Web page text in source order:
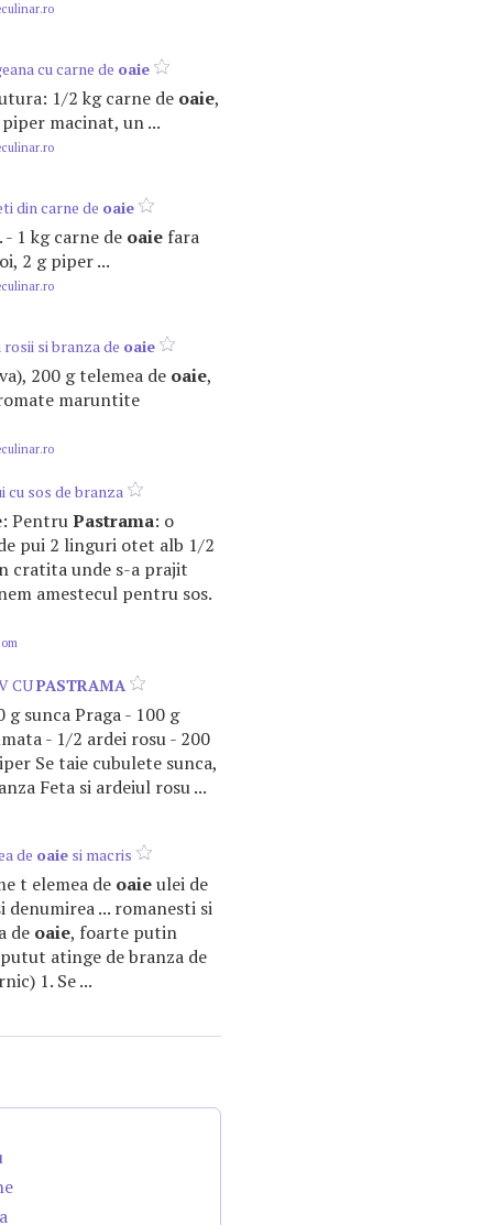
cu carne de oaie
1/2 kg carne de oaie,
macinat, un ...
din carne de oaie
1 kg carne de oaie fara
2 g piper ...
si branza de oaie
200 g telemea de oaie,
maruntite
cu sos de branza
PentruPastrama: o
pui 2 linguri otet alb 1/2
cratita unde s-a prajit
amestecul pentru sos.
CUPASTRAMA
g sunca Praga - 100 g
- 1/2 ardei rosu - 200
Se taie cubulete sunca,
Feta si ardeiul rosu ...
de oaie si macris
t elemea de oaieulei de
denumirea ... romanesti si
de oaie, foarte putin
atinge de branza de
1. Se ...